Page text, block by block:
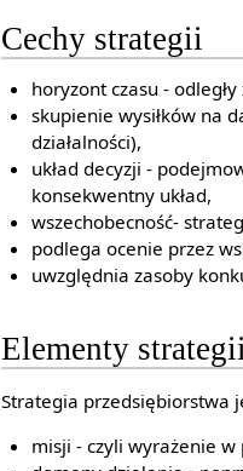
Cechy strategii
horyzont czasu -
skupienie wysiłków na
działalności),
układ decyzji -
konsekwentny układ,
wszechobecność-
podlega ocenie przez
uwzględnia zasoby
Elementy strategii
Strategia przedsiębiorstwa
misji - czyli wyrażenie